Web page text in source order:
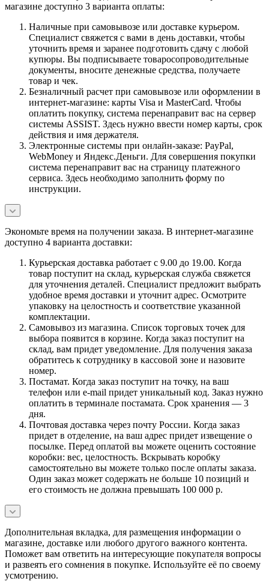
магазине доступно 3 варианта оплаты:
Наличные при самовывозе или доставке курьером.
Специалист свяжется с вами в день доставки, чтобы
уточнить время и заранее подготовить сдачу с любой
купюры. Вы подписываете товаросопроводительные
документы, вносите денежные средства, получаете
товар и чек.
Безналичный расчет при самовывозе или оформлении в
интернет-магазине: карты Visa и MasterCard. Чтобы
оплатить покупку, система перенаправит вас на сервер
системы ASSIST. Здесь нужно ввести номер карты, срок
действия и имя держателя.
Электронные системы при онлайн-заказе: PayPal,
WebMoney и Яндекс.Деньги. Для совершения покупки
система перенаправит вас на страницу платежного
сервиса. Здесь необходимо заполнить форму по
инструкции.
Экономьте время на получении заказа. В интернет-магазине
доступно 4 варианта доставки:
Курьерская доставка работает с 9.00 до 19.00. Когда
товар поступит на склад, курьерская служба свяжется
для уточнения деталей. Специалист предложит выбрать
удобное время доставки и уточнит адрес. Осмотрите
упаковку на целостность и соответствие указанной
комплектации.
Самовывоз из магазина. Список торговых точек для
выбора появится в корзине. Когда заказ поступит на
склад, вам придет уведомление. Для получения заказа
обратитесь к сотруднику в кассовой зоне и назовите
номер.
Постамат. Когда заказ поступит на точку, на ваш
телефон или e-mail придет уникальный код. Заказ нужно
оплатить в терминале постамата. Срок хранения — 3
дня.
Почтовая доставка через почту России. Когда заказ
придет в отделение, на ваш адрес придет извещение о
посылке. Перед оплатой вы можете оценить состояние
коробки: вес, целостность. Вскрывать коробку
самостоятельно вы можете только после оплаты заказа.
Один заказ может содержать не больше 10 позиций и
его стоимость не должна превышать 100 000 р.
Дополнительная вкладка, для размещения информации о
магазине, доставке или любого другого важного контента.
Поможет вам ответить на интересующие покупателя вопросы
и развеять его сомнения в покупке. Используйте её по своему
усмотрению.